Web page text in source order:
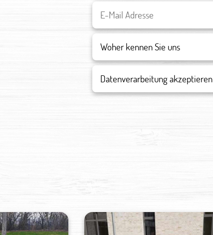
Datenverarbeitung akzeptieren